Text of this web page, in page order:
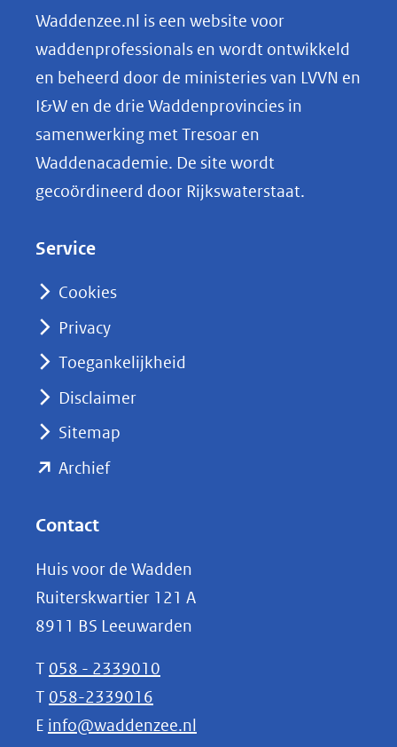
n
o
p
k
e
nieuw
naar
Waddenzee.nl is een website voor
waddenprofessionals en wordt ontwikkeld
en beheerd door de ministeries van LVVN en
I&W en de drie Waddenprovincies in
samenwerking met Tresoar en
Waddenacademie. De site wordt
gecoördineerd door Rijkswaterstaat.
Service
Cookies
Privacy
Toegankelijkheid
Disclaimer
Sitemap
Archief(opent
(verwijst
naar
een
andere
website)
Contact
Huis voor de Wadden
Ruiterskwartier 121 A
8911 BS Leeuwarden
T 058 - 2339010
T 058-2339016
E info@waddenzee.nl